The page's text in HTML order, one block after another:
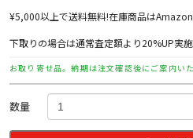
¥5,000以上で送料無料!在庫商品は
下取りの場合は通常査定額より20%UP実
お取り寄せ品。納期は注文確認後にご案内いた
数量